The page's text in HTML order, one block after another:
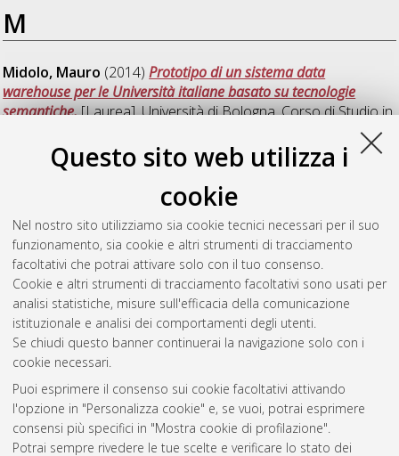
Questo sito web utilizza i
cookie
Nel nostro sito utilizziamo sia cookie tecnici necessari per il suo
funzionamento, sia cookie e altri strumenti di tracciamento
facoltativi che potrai attivare solo con il tuo consenso.
Cookie e altri strumenti di tracciamento facoltativi sono usati per
analisi statistiche, misure sull'efficacia della comunicazione
istituzionale e analisi dei comportamenti degli utenti.
Se chiudi questo banner continuerai la navigazione solo con i
cookie necessari.
Puoi esprimere il consenso sui cookie facoltativi attivando
l'opzione in "Personalizza cookie" e, se vuoi, potrai esprimere
consensi più specifici in "Mostra cookie di profilazione".
Potrai sempre rivedere le tue scelte e verificare lo stato dei
M
Midolo, Mauro (2014)Prototipo di un sistema data
warehouse per le Università italiane basato su tecnologie
semantiche.[Laurea], Università di Bologna, Corso di Studio in
, Documento ad accesso riservato.
Tomasi, Daniele(2014)Function Point e Real Time Software:
caso di studio reale.[Laurea], Università di Bologna, Corso di
Studio inScienze di internet [L-DM509], Documento ad
accesso riservato.
Questa lista e' stata generata ilFri Aug 7 23:52:13 2026 CEST
Atom
Rss 1.0
Rss 2.0